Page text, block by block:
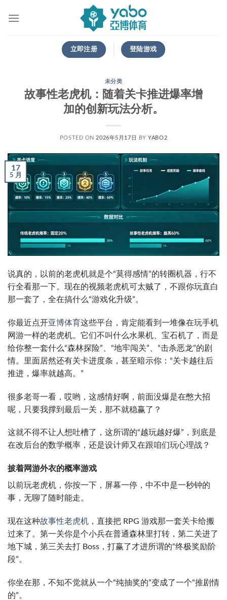
立即注册 登陆游戏
未分类
故事性老虎机：随着关卡推进爆率增
加的创新玩法分析。
POSTED ON 2026年5月17日 BYYABO2
17
5 月
说真的，以前的老虎机就是个“莫得感情”的转圈机器，行不
行全看那一下。现在的视频老虎机可太贼了，不跟你玩直白
那一套了，全在搞什么“游戏化升级”。
你最近点开亚博体育这些平台，肯定能看到一堆像在玩手机
网游一样的老虎机。它们不叫什么水果机、宝石机了，而是
给你整一套什么“森林探险”、“地牢闯关”、“击杀恶龙”的剧
情。里面居然还有关卡进度条，甚至暗示你：“关卡越往后
推进，爆率就越高。”
很多老哥一看，哎哟，这感情好啊，前面没爆是在憋大招
呢，只要我撑到最后一关，那不就稳赢了？
这就不得不让人想吐槽了，这所谓的“越玩越好爆”，到底是
在改后台的数学概率，还是设计师又在跟咱们玩心理战？
披着网游外衣的概率游戏
以前玩老虎机，你按一下，屏幕一停，中不中是一秒钟的
事，无聊了随时能走。
现在这种故事性老虎机 ，直接把 RPG 游戏那一套关卡给搬
过来了。第一关你是个小兵在普通森林里打转，第二关进了
地下城，第三关去打 Boss，打赢了才进所谓的“终极奖励阶
段”。
你坐在那，不知不觉就从一个“纯抽奖的”变成了一个“推剧情
的”。